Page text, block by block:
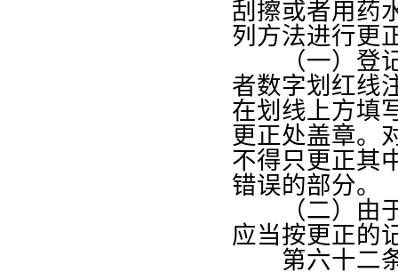
刮擦或者用药
列方法进行更
（一）登记
者数字划红线
在划线上方填
更正处盖章。
不得只更正其
错误的部分。
（二）由于
应当按更正的
第六十二